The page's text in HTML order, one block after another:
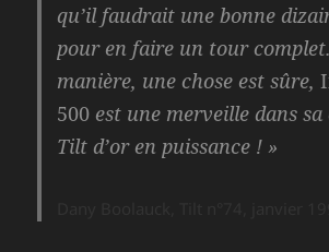
qu’il faudrait une bonne
pour en faire un tour
manière, une chose est sûre,
500 est une merveille dans
Tilt d’or en puissance ! »